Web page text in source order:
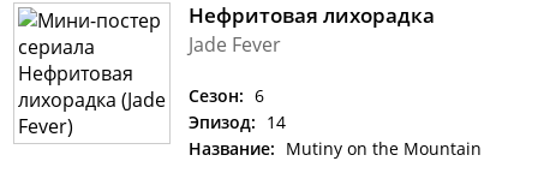
Нефритовая лихорадка
Jade Fever
Сезон: 6
Эпизод: 14
Название: Mutiny on the Mountain